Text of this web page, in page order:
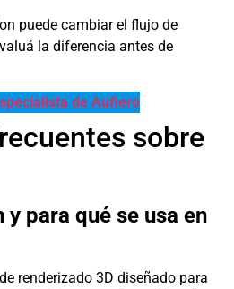
puede cambiar el flujo de
la diferencia antes de
de Aufiero
sobre
y para qué se usa en
renderizado 3D diseñado para